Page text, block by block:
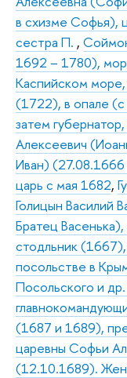
в схизме Софья),
сестра П. ,
1692 – 1780),
Каспийском
(1722), в опале
затем
Алексеевич
Иван)
царь с мая 1682,
Голицын Василий
Братец
стодльник
посольстве в
Посольского и
(1687 и 1689),
царевны Софьи
(12.10.1689).